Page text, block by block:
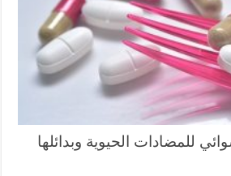
للمضادات الحيوية وبدائلها